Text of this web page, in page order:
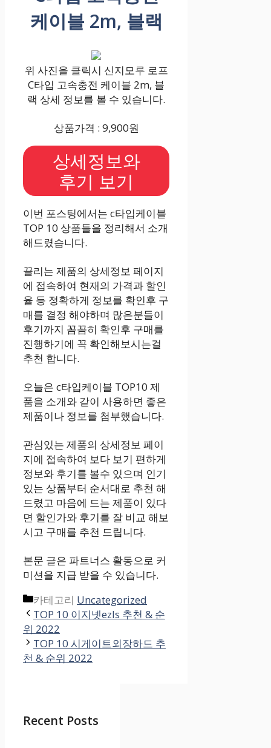
케이블 2m, 블랙
위 사진을 클릭시 신지모루 로프
C타입 고속충전 케이블 2m, 블
랙 상세 정보를 볼 수 있습니다.
상품가격 : 9,900원
상세정보와
후기 보기
이번 포스팅에서는 c타입케이블
TOP 10 상품들을 정리해서 소개
해드렸습니다.
끌리는 제품의 상세정보 페이지
에 접속하여 현재의 가격과 할인
율 등 정확하게 정보를 확인후 구
매를 결정 해야하며 많은분들이
후기까지 꼼꼼히 확인후 구매를
진행하기에 꼭 확인해보시는걸
추천 합니다.
오늘은 c타입케이블 TOP10 제
품을 소개와 같이 사용하면 좋은
제품이나 정보를 첨부했습니다.
관심있는 제품의 상세정보 페이
지에 접속하여 보다 보기 편하게
정보와 후기를 볼수 있으며 인기
있는 상품부터 순서대로 추천 해
드렸고 마음에 드는 제품이 있다
면 할인가와 후기를 잘 비교 해보
시고 구매를 추천 드립니다.
본문 글은 파트너스 활동으로 커
미션을 지급 받을 수 있습니다.
카테고리 Uncategorized
TOP 10 이지넷ezls 추천 & 순
위 2022
TOP 10 시게이트외장하드 추
천 & 순위 2022
Recent Posts